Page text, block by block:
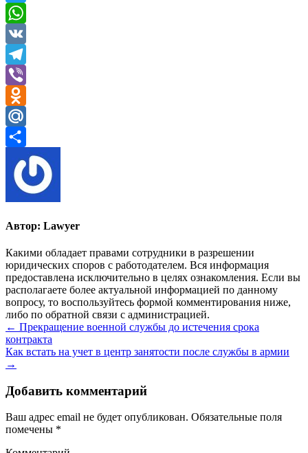
Twitter
WhatsApp
VK
Telegram
Viber
Odnoklassniki
Mail.Ru
Отправить
Автор: Lawyer
Какими обладает правами сотрудники в разрешении
юридических споров с работодателем. Вся информация
предоставлена исключительно в целях ознакомления. Если вы
располагаете более актуальной информацией по данному
вопросу, то воспользуйтесь формой комментирования ниже,
либо по обратной связи с администрацией.
Навигация
по
записям
← Прекращение военной службы до истечения срока
контракта
Как встать на учет в центр занятости после службы в армии
→
Добавить комментарий
Ваш адрес email не будет опубликован. Обязательные поля
помечены *